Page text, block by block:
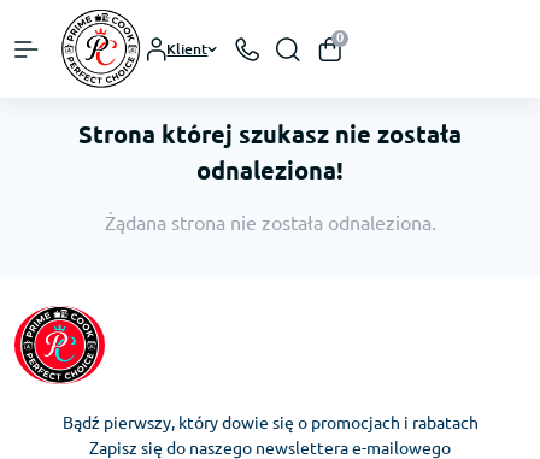
Klient
0
Strona której szukasz nie została
odnaleziona!
Żądana strona nie została odnaleziona.
Bądź pierwszy, który dowie się o promocjach i rabatach
Zapisz się do naszego newslettera e-mailowego